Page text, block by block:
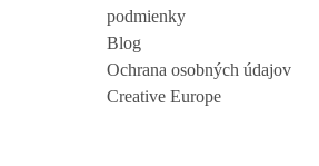
podmienky
Blog
Ochrana osobných údajov
Creative Europe